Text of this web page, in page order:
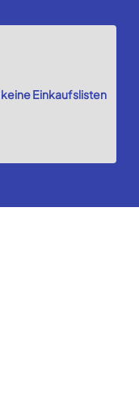
keine Einkaufslisten